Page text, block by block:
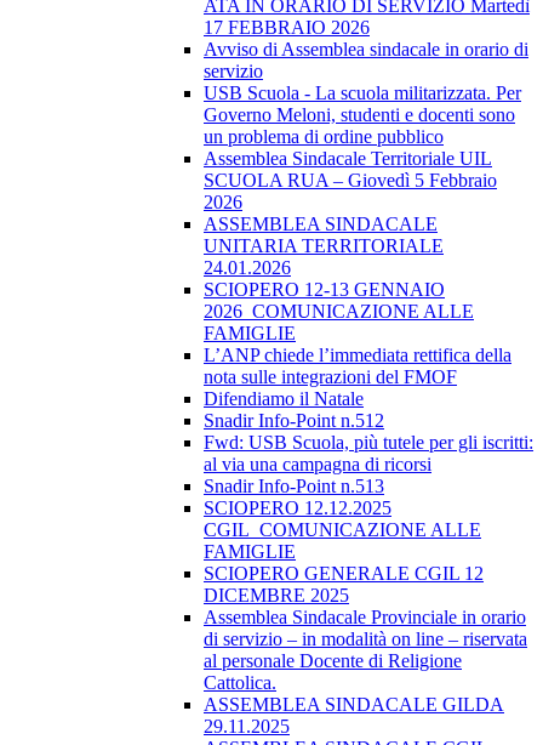
ATA IN ORARIO DI SERVIZIO Martedì
17 FEBBRAIO 2026
Avviso di Assemblea sindacale in orario di
servizio
USB Scuola - La scuola militarizzata. Per
Governo Meloni, studenti e docenti sono
un problema di ordine pubblico
Assemblea Sindacale Territoriale UIL
SCUOLA RUA – Giovedì 5 Febbraio
2026
ASSEMBLEA SINDACALE
UNITARIA TERRITORIALE
24.01.2026
SCIOPERO 12-13 GENNAIO
2026_COMUNICAZIONE ALLE
FAMIGLIE
L’ANP chiede l’immediata rettifica della
nota sulle integrazioni del FMOF
Difendiamo il Natale
Snadir Info-Point n.512
Fwd: USB Scuola, più tutele per gli iscritti:
al via una campagna di ricorsi
Snadir Info-Point n.513
SCIOPERO 12.12.2025
CGIL_COMUNICAZIONE ALLE
FAMIGLIE
SCIOPERO GENERALE CGIL 12
DICEMBRE 2025
Assemblea Sindacale Provinciale in orario
di servizio – in modalità on line – riservata
al personale Docente di Religione
Cattolica.
ASSEMBLEA SINDACALE GILDA
29.11.2025